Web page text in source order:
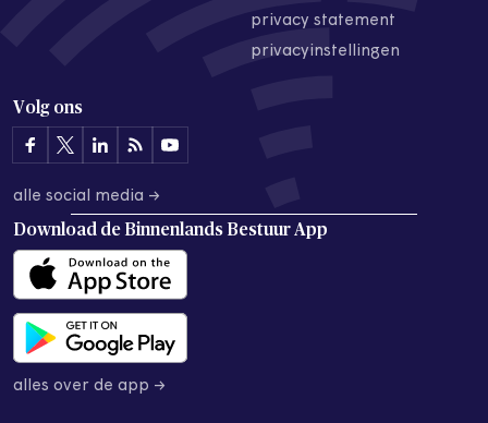
privacy statement
privacyinstellingen
Volg ons
alle social media →
Download de Binnenlands Bestuur App
alles over de app →